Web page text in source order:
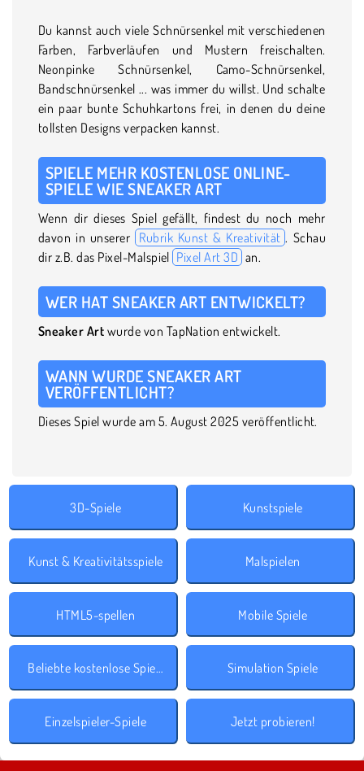
Du kannst auch viele Schnürsenkel mit verschiedenen
Farben, Farbverläufen und Mustern freischalten.
Neonpinke Schnürsenkel, Camo-Schnürsenkel,
Bandschnürsenkel ... was immer du willst. Und schalte
ein paar bunte Schuhkartons frei, in denen du deine
tollsten Designs verpacken kannst.
SPIELE MEHR KOSTENLOSE ONLINE-
SPIELE WIE SNEAKER ART
Wenn dir dieses Spiel gefällt, findest du noch mehr
davon in unserer Rubrik Kunst & Kreativität . Schau
dir z.B. das Pixel-Malspiel Pixel Art 3D an.
WER HAT SNEAKER ART ENTWICKELT?
Sneaker Art wurde von TapNation entwickelt.
WANN WURDE SNEAKER ART
VERÖFFENTLICHT?
Dieses Spiel wurde am 5. August 2025 veröffentlicht.
3D-Spiele Kunstspiele
Kunst & Kreativitätsspiele Malspielen
HTML5-spellen Mobile Spiele
Beliebte kostenlose Spiele Simulation Spiele
Einzelspieler-Spiele Jetzt probieren!